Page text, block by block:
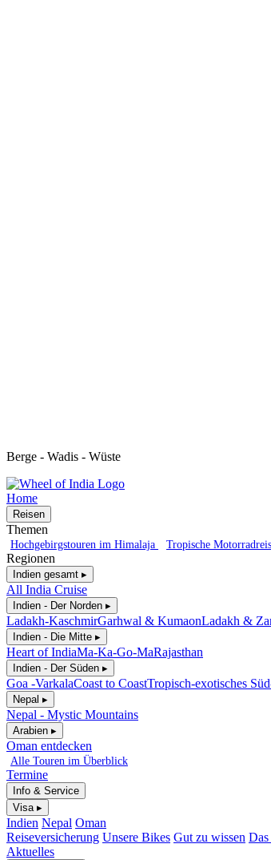
Berge - Wadis - Wüste
Home
Reisen
Themen
Hochgebirgstouren im Himalaja Tropische
Regionen
Indien gesamt ▸
All India Cruise
Indien - Der Norden ▸
Ladakh-KaschmirGarhwal & KumaonLadakh &
Indien - Die Mitte ▸
Heart of IndiaMa-Ka-Go-MaRajasthan
Indien - Der Süden ▸
Goa -VarkalaCoast to CoastTropisch-exotisches
Nepal ▸
Nepal - Mystic Mountains
Arabien ▸
Oman entdecken
Alle Touren im Überblick
Termine
Info & Service
Visa ▸
Indien Nepal Oman
Reiseversicherung Unsere Bikes Gut zu wissen Das
Aktuelles